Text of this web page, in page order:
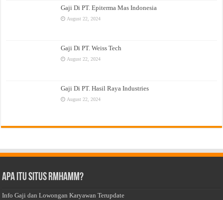
Gaji Di PT. Epiterma Mas Indonesia
August 22, 2024
Gaji Di PT. Weiss Tech
August 22, 2024
Gaji Di PT. Hasil Raya Industries
August 22, 2024
Apa Itu Situs Rmhamm?
Info Gaji dan Lowongan Karyawan Terupdate